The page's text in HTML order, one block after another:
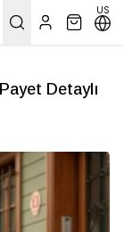
US
Detaylı